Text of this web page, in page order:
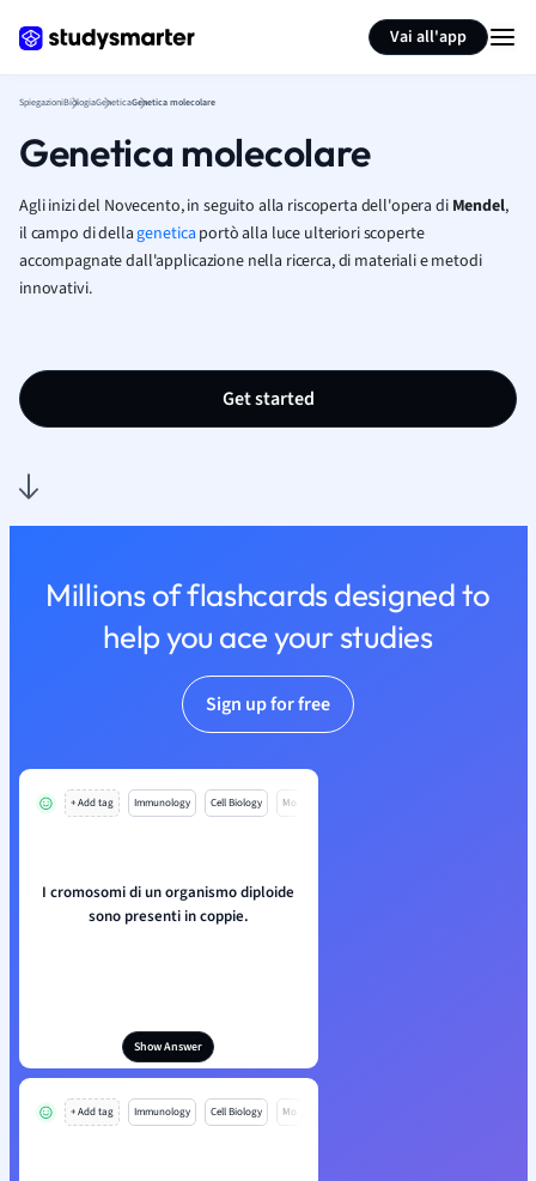
Vai all'app
SpiegazioniBiologiaGeneticaGenetica molecolare
Genetica molecolare
Agli inizi del Novecento, in seguito alla riscoperta dell'opera di Mendel,
il campo di dellagenetica portò alla luce ulteriori scoperte
accompagnate dall'applicazione nella ricerca,di materiali e metodi
innovativi.
Get started
Millions of flashcards designed to
help you ace your studies
Sign up for free
+ Add tag Immunology Cell Biology Mo
I cromosomi di un organismo diploide
sono presenti in coppie.
Show Answer
+ Add tag Immunology Cell Biology Mo
Summarize page